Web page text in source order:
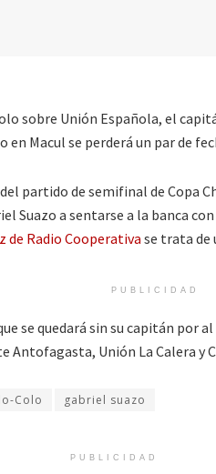
sobre Unión Española, el
en Macul se perderá un par de
partido de semifinal de Copa
Suazo a sentarse a la banca
de Radio Cooperativa se trata de
PUBLICIDAD
se quedará sin su capitán por
Antofagasta, Unión La Calera y
Colo gabriel suazo
PUBLICIDAD